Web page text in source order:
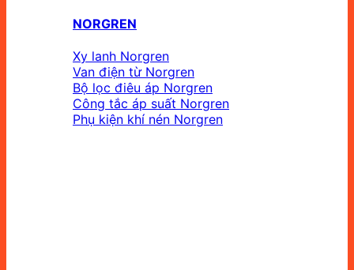
NORGREN
Xy lanh Norgren
Van điện từ Norgren
Bộ lọc điêu áp Norgren
Công tắc áp suất Norgren
Phụ kiện khí nén Norgren